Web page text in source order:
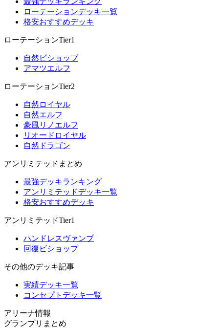
ローテーションデッキ一覧
格安おすすめデッキ
ローテーションTier1
自然ビショップ
アマツエルフ
ローテーションTier2
自然ロイヤル
自然エルフ
豪風リノエルフ
リオードロイヤル
自然ドラゴン
アンリミテッドまとめ
最強デッキランキング
アンリミテッドデッキ一覧
格安おすすめデッキ
アンリミテッドTier1
ハンドレスヴァンプ
回復ビショップ
その他のデッキ記事
実績デッキ一覧
コンセプトデッキ一覧
アリーナ情報
グランプリまとめ